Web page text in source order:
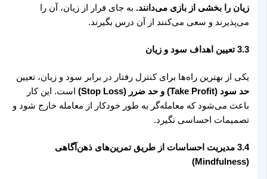
زیان را بخشی از بازی می‌دانند.به جای فرار از زیان، آن را
می‌پذیرند و سعی می‌کنند از آن درس بگیرند.
3.3 تعیین اهداف سود و زیان
یکی از بهترین راه‌ها برای کنترل رفتار در برابر سود و زیان، تعیین
حد سود (Take Profit) و حد ضرر (Stop Loss)
است. این کار
باعث می‌شود که معامله‌گر به طور خودکار از معامله خارج شود و
تصمیمات احساسی نگیرد.
3.4 مدیریت احساسات از طریق تمرین‌های ذهن‌آگاهی